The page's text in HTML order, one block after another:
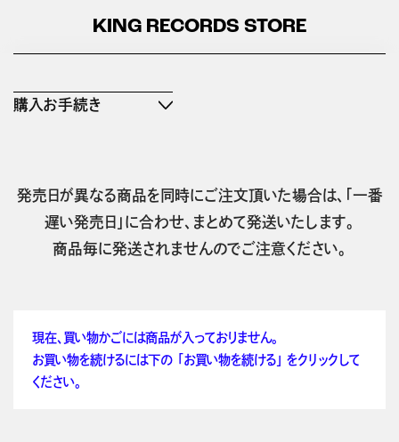
KING RECORDS STORE
購入お手続き
発売日が異なる商品を同時にご注文頂いた場合は、「一番
遅い発売日」に合わせ、まとめて発送いたします。
商品毎に発送されませんのでご注意ください。
現在、買い物かごには商品が入っておりません。
お買い物を続けるには下の 「お買い物を続ける」 をクリックして
ください。